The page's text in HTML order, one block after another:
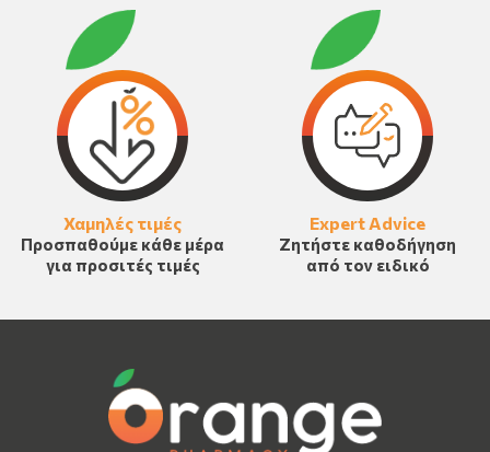
Χαμηλές τιμές
Προσπαθούμε κάθε μέρα
για προσιτές τιμές
Expert Advice
Ζητήστε καθοδήγηση
από τον ειδικό